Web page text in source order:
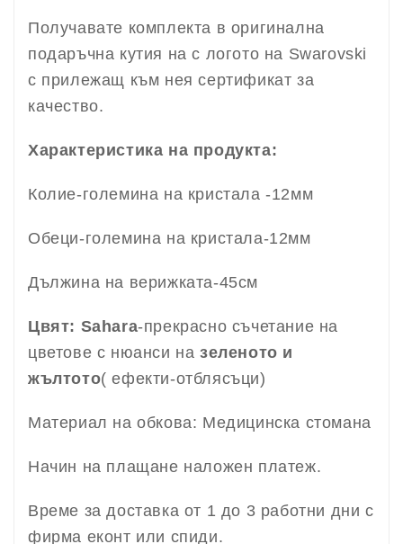
Получавате комплекта в оригинална
подаръчна кутия на с логото на Swarovski
с прилежащ към нея сертификат за
качество.
Характеристика на продукта:
Колие-големина на кристала -12мм
Обеци-големина на кристала-12мм
Дължина на верижката-45см
Цвят: Sahara-прекрасно съчетание на
цветове с нюанси назеленото и
жълтото( ефекти-отблясъци)
Материал на обкова: Медицинска стомана
Начин на плащане наложен платеж.
Време за доставка от 1 до 3 работни дни с
фирма еконт или спиди.